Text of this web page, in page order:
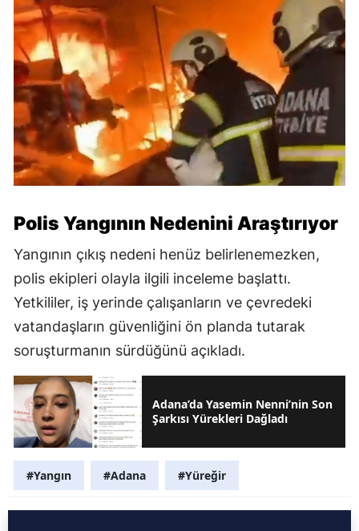
Polis Yangının Nedenini Araştırıyor
Yangının çıkış nedeni henüz belirlenemezken,
polis ekipleri olayla ilgili inceleme başlattı.
Yetkililer, iş yerinde çalışanların ve çevredeki
vatandaşların güvenliğini ön planda tutarak
soruşturmanın sürdüğünü açıkladı.
Adana’da Yasemin Nenni’nin Son
Şarkısı Yürekleri Dağladı
#Yangın #Adana #Yüreğir